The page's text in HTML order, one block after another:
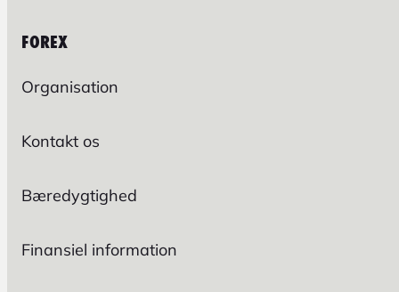
FOREX
Organisation
Kontakt os
Bæredygtighed
Finansiel information